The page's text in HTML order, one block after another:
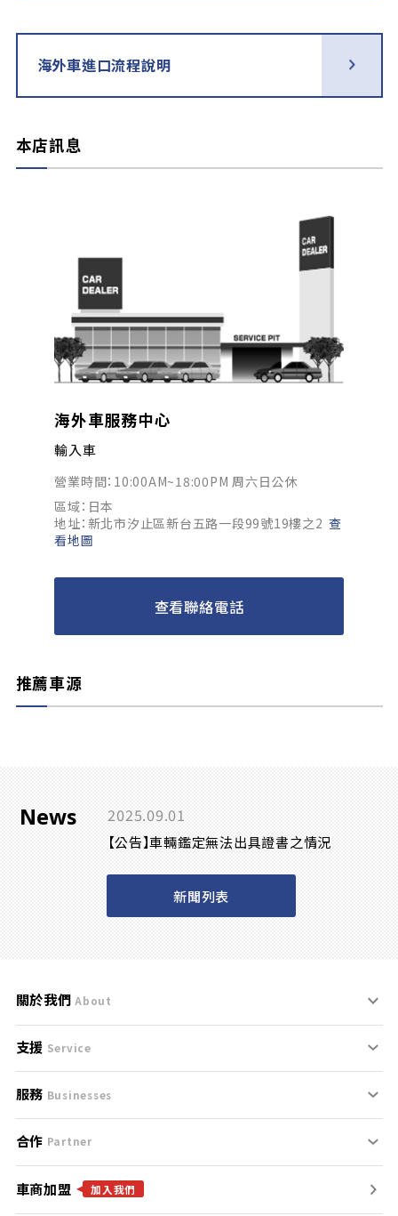
海外車進口流程說明
本店訊息
海外車服務中心
輸入車
營業時間：10:00AM~18:00PM 周六日公休
區域：日本
地址：新北市汐止區新台五路一段99號19樓之2 查
看地圖
查看聯絡電話
推薦車源
News 2025.09.01
【公告】車輛鑑定無法出具證書之情況
新聞列表
關於我們 About
刊登規範
服務條款
免責聲明
隱私權政策
支援 Service
支援中心
聯絡我們
服務 Businesses
什麼是Goo鑑定？
找好車
合作 Partner
合作夥伴
車商加盟 加入我們